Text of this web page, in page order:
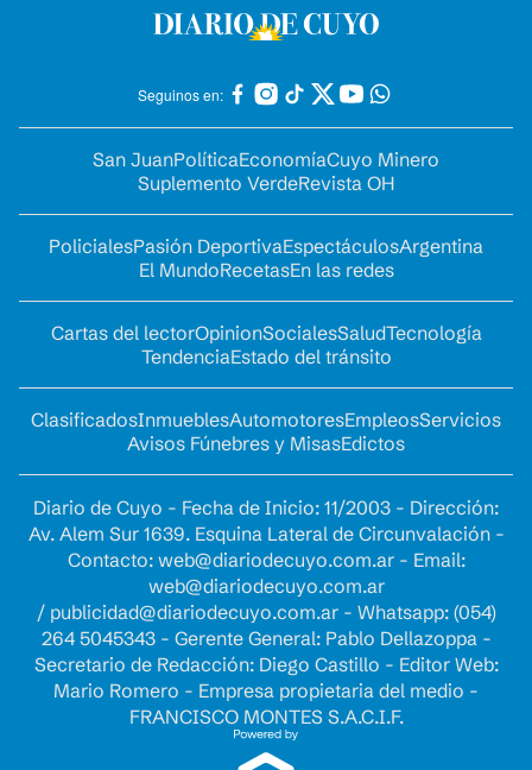
Seguinos en:
San JuanPolíticaEconomíaCuyo Minero
Suplemento VerdeRevista OH
PolicialesPasión DeportivaEspectáculosArgentina
El MundoRecetasEn las redes
Cartas del lectorOpinionSocialesSaludTecnología
TendenciaEstado del tránsito
ClasificadosInmueblesAutomotoresEmpleosServicios
Avisos Fúnebres y MisasEdictos
Diario de Cuyo - Fecha de Inicio: 11/2003 - Dirección:
Av. Alem Sur 1639. Esquina Lateral de Circunvalación -
Contacto: web@diariodecuyo.com.ar- Email:
web@diariodecuyo.com.ar
/ publicidad@diariodecuyo.com.ar- Whatsapp: (054)
264 5045343 - Gerente General: Pablo Dellazoppa -
Secretario de Redacción: Diego Castillo - Editor Web:
Mario Romero - Empresa propietaria del medio -
FRANCISCO MONTES S.A.C.I.F.